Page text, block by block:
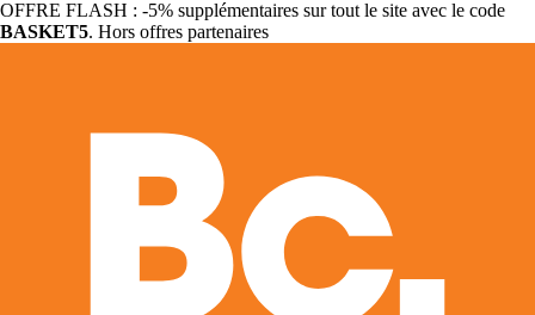
OFFRE FLASH : -5% supplémentaires sur tout le site avec le code
BASKET5. Hors offres partenaires